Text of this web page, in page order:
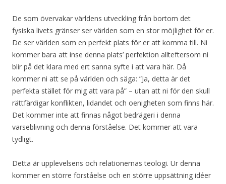
De som övervakar världens utveckling från bortom det
fysiska livets gränser ser världen som en stor möjlighet för er.
De ser världen som en perfekt plats för er att komma till. Ni
kommer bara att inse denna plats’ perfektion allteftersom ni
blir på det klara med ert sanna syfte i att vara här. Då
kommer ni att se på världen och säga: ”Ja, detta är det
perfekta stället för mig att vara på” – utan att ni för den skull
rättfärdigar konflikten, lidandet och oenigheten som finns här.
Det kommer inte att finnas något bedrägeri i denna
varseblivning och denna förståelse. Det kommer att vara
tydligt.
Detta är upplevelsens och relationernas teologi. Ur denna
kommer en större förståelse och en större uppsättning idéer